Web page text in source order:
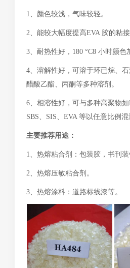
1、颜色较浅，气味较轻。
2、能较大幅度提高EVA 胶的粘接
3、耐热性好，180 °C8 小时颜色
4、溶解性好，可溶于环已烷、石
醋酸乙酯、丙酮等多种溶剂。
6、相溶性好，可与多种高聚物如
SBS、SIS、EVA 等以任意比例混
主要推荐用途：
1、热熔粘合剂：包装胶，书刊装
2、热熔压敏粘合剂。
3、热熔涂料：道路标线漆等。